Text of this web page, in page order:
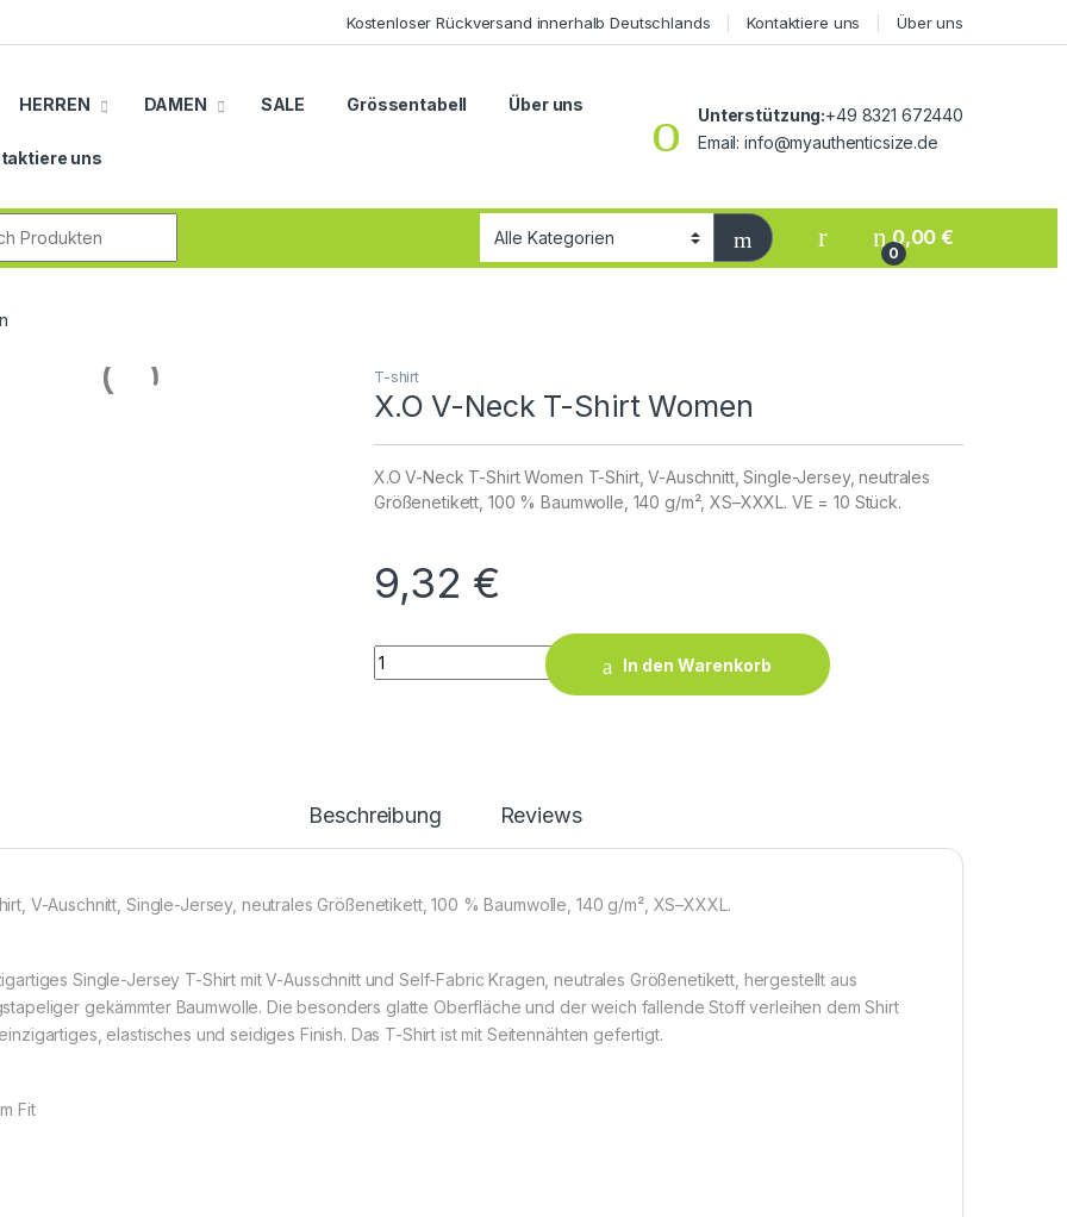
Kostenloser Rückversand innerhalb Deutschlands Kontaktiere uns Über uns
HERREN DAMEN SALE Grössentabell Über uns
uns
Unterstützung:+49 8321 672440
Email: info@myauthenticsize.de
0
0,00€
T-shirt
X.O V-Neck T-Shirt Women
X.O V-Neck T-Shirt Women T-Shirt, V-Auschnitt, Single-Jersey, neutrales
Größenetikett, 100 % Baumwolle, 140 g/m², XS–XXXL. VE = 10 Stück.
9,32 €
X.O V-Neck T-Shirt Women quantity
In den Warenkorb
Beschreibung Reviews
V-Auschnitt, Single-Jersey, neutrales Größenetikett, 100 % Baumwolle, 140 g/m², XS–XXXL.
Single-Jersey T-Shirt mit V-Ausschnitt und Self-Fabric Kragen, neutrales Größenetikett, hergestellt aus
gekämmter Baumwolle. Die besonders glatte Oberfläche und der weich fallende Stoff verleihen dem Shirt
elastisches und seidiges Finish. Das T-Shirt ist mit Seitennähten gefertigt.
Fit